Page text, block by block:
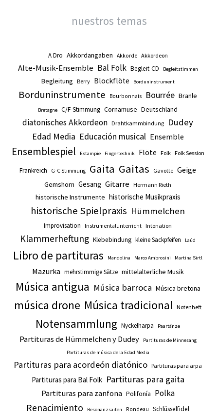
nuestros temas
A Dro Akkordangaben Akkorde Akkordeon
Alte-Musik-Ensemble Bal Folk Begleit-CD Begleitstimmen
Begleitung Berry Blockflöte Borduninstrument
Borduninstrumente Bourbonnais Bourrée Branle
Bretagne C/F-Stimmung Cornamuse Deutschland
diatonisches Akkordeon Drahtkammbindung
Dudey
Edad Media Educación musical Ensemble
Ensemblespiel Estampie Fingertechnik Flöte Folk Folk Session
Frankreich G-C Stimmung Gaita Gaitas Gavotte Geige
Gemshorn Gesang Gitarre Hermann Rieth
historische Instrumente historische Musikpraxis
historische Spielpraxis Hümmelchen
Improvisation Instrumentalunterricht Intonation
Klammerheftung Klebebindung kleine Sackpfeifen Laúd
Libro de partituras Mandolina Marco Ambrosini Martina Sirtl
Mazurka mehrstimmige Sätze mittelalterliche Musik
Música antigua Música barroca Música bretona
música drone Música tradicional Notenheft
Notensammlung Nyckelharpa Paartänze
Partituras de Hümmelchen y Dudey
Partituras de Minnesang
Partituras de música de la Edad Media
Partituras para acordeón diatónico Partituras para arpa
Partituras para Bal Folk Partituras para gaita
Partituras para zanfona Polifonía Polka
Renacimiento Resonanzsaiten Rondeau
Schlüsselfidel